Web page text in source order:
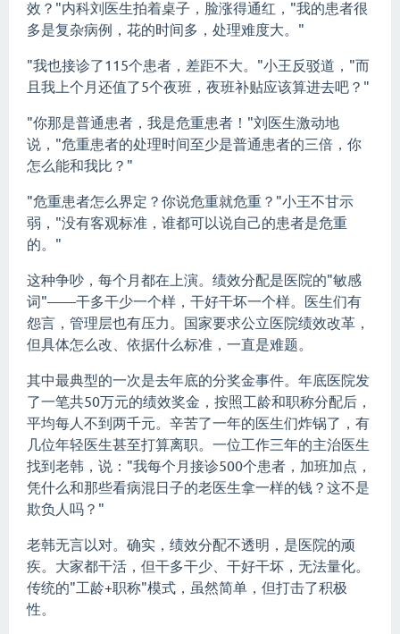
效？"内科刘医生拍着桌子，脸涨得通红，"我的患者很
多是复杂病例，花的时间多，处理难度大。"
"我也接诊了115个患者，差距不大。"小王反驳道，"而
且我上个月还值了5个夜班，夜班补贴应该算进去吧？"
"你那是普通患者，我是危重患者！"刘医生激动地
说，"危重患者的处理时间至少是普通患者的三倍，你
怎么能和我比？"
"危重患者怎么界定？你说危重就危重？"小王不甘示
弱，"没有客观标准，谁都可以说自己的患者是危重
的。"
这种争吵，每个月都在上演。绩效分配是医院的"敏感
词"——干多干少一个样，干好干坏一个样。医生们有
怨言，管理层也有压力。国家要求公立医院绩效改革，
但具体怎么改、依据什么标准，一直是难题。
其中最典型的一次是去年底的分奖金事件。年底医院发
了一笔共50万元的绩效奖金，按照工龄和职称分配后，
平均每人不到两千元。辛苦了一年的医生们炸锅了，有
几位年轻医生甚至打算离职。一位工作三年的主治医生
找到老韩，说："我每个月接诊500个患者，加班加点，
凭什么和那些看病混日子的老医生拿一样的钱？这不是
欺负人吗？"
老韩无言以对。确实，绩效分配不透明，是医院的顽
疾。大家都干活，但干多干少、干好干坏，无法量化。
传统的"工龄+职称"模式，虽然简单，但打击了积极
性。